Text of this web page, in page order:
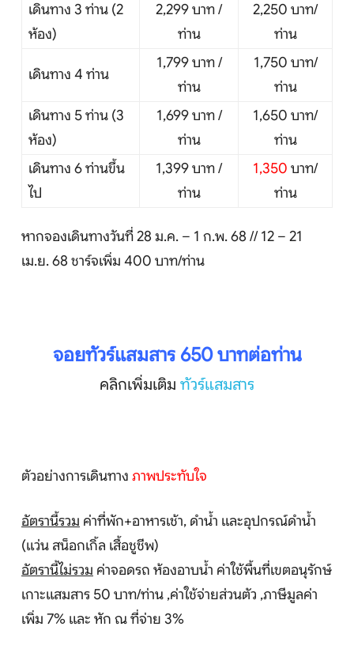
เดินทาง 3 ท่าน (2
ห้อง)
2,299 บาท /
ท่าน
2,250 บาท/
ท่าน
เดินทาง 4 ท่าน
1,799 บาท /
ท่าน
1,750 บาท/
ท่าน
เดินทาง 5 ท่าน (3
ห้อง)
1,699 บาท /
ท่าน
1,650 บาท/
ท่าน
เดินทาง 6 ท่านขึ้น
ไป
1,399 บาท /
ท่าน
1,350 บาท/
ท่าน
หากจองเดินทางวันที่ 28 ม.ค. – 1 ก.พ. 68 // 12 – 21
เม.ย. 68 ชาร์จเพิ่ม 400 บาท/ท่าน
จอยทัวร์แสมสาร 650 บาทต่อท่าน
คลิกเพิ่มเติม ทัวร์แสมสาร
ตัวอย่างการเดินทาง ภาพประทับใจ
อัตรานี้รวม ค่าที่พัก+อาหารเช้า, ดำน้ำ และอุปกรณ์ดำน้ำ
(แว่น สน็อกเกิ้ล เสื้อชูชีพ)
อัตรานี้ไม่รวม ค่าจอดรถ ห้องอาบน้ำ ค่าใช้พื้นที่เขตอนุรักษ์
เกาะแสมสาร 50 บาท/ท่าน ,ค่าใช้จ่ายส่วนตัว ,ภาษีมูลค่า
เพิ่ม 7% และ หัก ณ ที่จ่าย 3%